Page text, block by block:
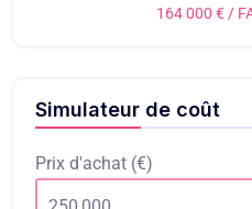
164 000 € /
Simulateur de coût
Prix d'achat (€)